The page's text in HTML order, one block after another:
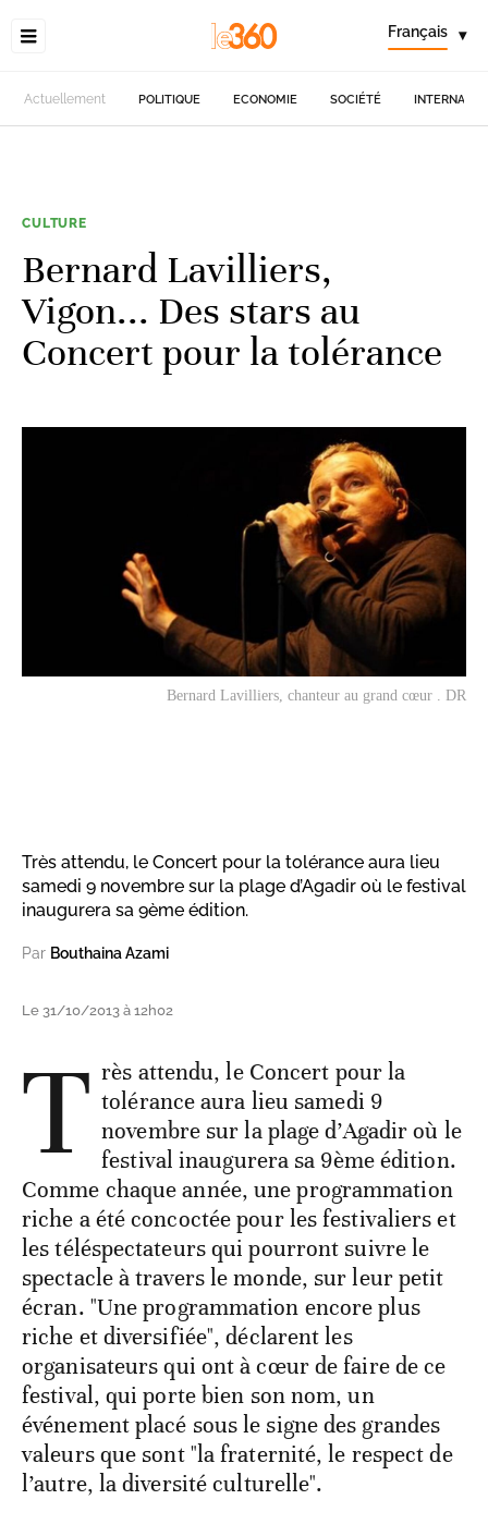
Français ▾
Actuellement POLITIQUE ECONOMIE SOCIÉTÉ
CULTURE
Bernard Lavilliers,
Vigon... Des stars au
Concert pour la tolérance
Bernard Lavilliers, chanteur au grand cœur . DR
Très attendu, le Concert pour la tolérance aura lieu
samedi 9 novembre sur la plage d’Agadir où le festival
inaugurera sa 9ème édition.
Par Bouthaina Azami
Le 31/10/2013 à 12h02
T rès attendu, le Concert pour la
tolérance aura lieu samedi 9
novembre sur la plage d’Agadir où le
festival inaugurera sa 9ème édition.
Comme chaque année, une programmation
riche a été concoctée pour les festivaliers et
les téléspectateurs qui pourront suivre le
spectacle à travers le monde, sur leur petit
écran. "Une programmation encore plus
riche et diversifiée", déclarent les
organisateurs qui ont à cœur de faire de ce
festival, qui porte bien son nom, un
événement placé sous le signe des grandes
valeurs que sont "la fraternité, le respect de
l’autre, la diversité culturelle".